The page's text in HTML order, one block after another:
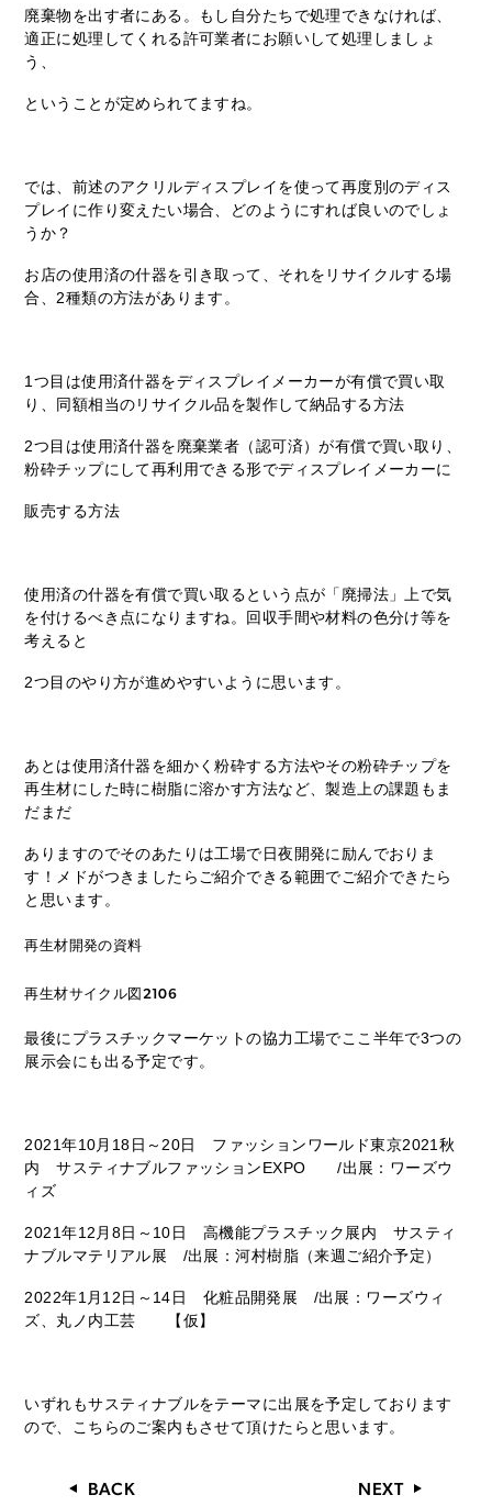
廃棄物を出す者にある。もし自分たちで処理できなければ、
適正に処理してくれる許可業者にお願いして処理しましょ
う、
ということが定められてますね。
では、前述のアクリルディスプレイを使って再度別のディス
プレイに作り変えたい場合、どのようにすれば良いのでしょ
うか？
お店の使用済の什器を引き取って、それをリサイクルする場
合、2種類の方法があります。
1つ目は使用済什器をディスプレイメーカーが有償で買い取
り、同額相当のリサイクル品を製作して納品する方法
2つ目は使用済什器を廃棄業者（認可済）が有償で買い取り、
粉砕チップにして再利用できる形でディスプレイメーカーに
販売する方法
使用済の什器を有償で買い取るという点が「廃掃法」上で気
を付けるべき点になりますね。回収手間や材料の色分け等を
考えると
2つ目のやり方が進めやすいように思います。
あとは使用済什器を細かく粉砕する方法やその粉砕チップを
再生材にした時に樹脂に溶かす方法など、製造上の課題もま
だまだ
ありますのでそのあたりは工場で日夜開発に励んでおりま
す！メドがつきましたらご紹介できる範囲でご紹介できたら
と思います。
再生材開発の資料
再生材サイクル図2106
最後にプラスチックマーケットの協力工場でここ半年で3つの
展示会にも出る予定です。
2021年10月18日～20日 ファッションワールド東京2021秋
内 サスティナブルファッションEXPO /出展：ワーズウ
ィズ
2021年12月8日～10日 高機能プラスチック展内 サスティ
ナブルマテリアル展 /出展：河村樹脂（来週ご紹介予定）
2022年1月12日～14日 化粧品開発展 /出展：ワーズウィ
ズ、丸ノ内工芸 【仮】
いずれもサスティナブルをテーマに出展を予定しております
ので、こちらのご案内もさせて頂けたらと思います。
BACK NEXT